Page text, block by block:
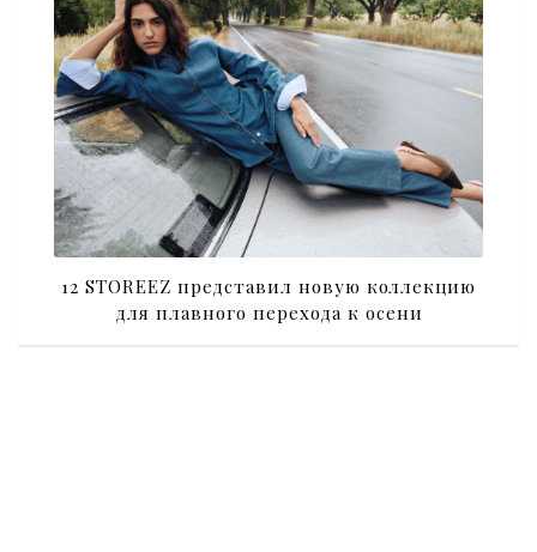
12 STOREEZ представил новую коллекцию
для плавного перехода к осени